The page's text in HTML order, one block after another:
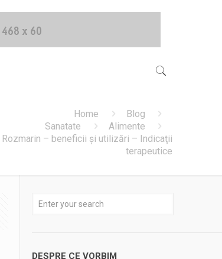
Home
Blog
Sanatate
Alimente
Rozmarin – beneficii și utilizări – Indicaţii
terapeutice
DESPRE CE VORBIM